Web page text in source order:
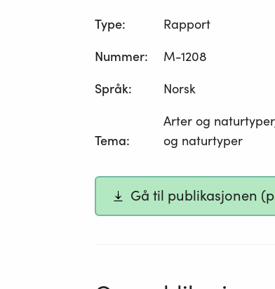
Type: Rapport
Nummer: M-1208
Språk: Norsk
Tema:
Arter og
og naturtyper
Gå til publikasjonen